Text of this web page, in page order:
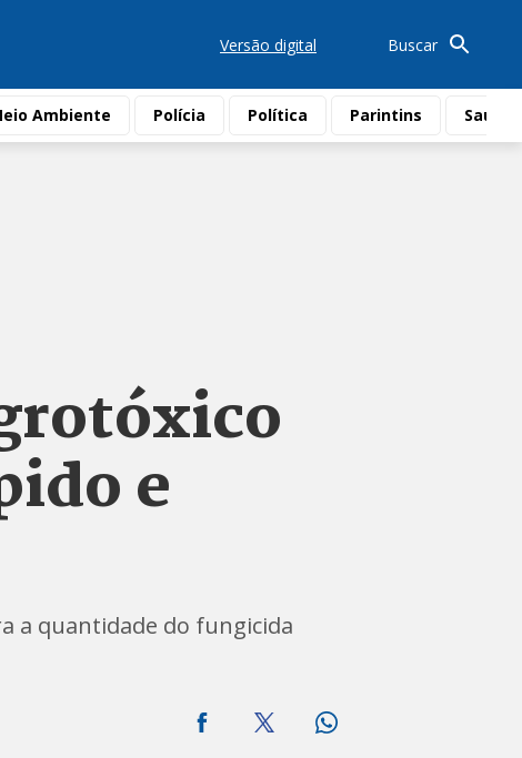
Versão digital Buscar
Ambiente Polícia Política Parintins Saúde
e
a quantidade do fungicida